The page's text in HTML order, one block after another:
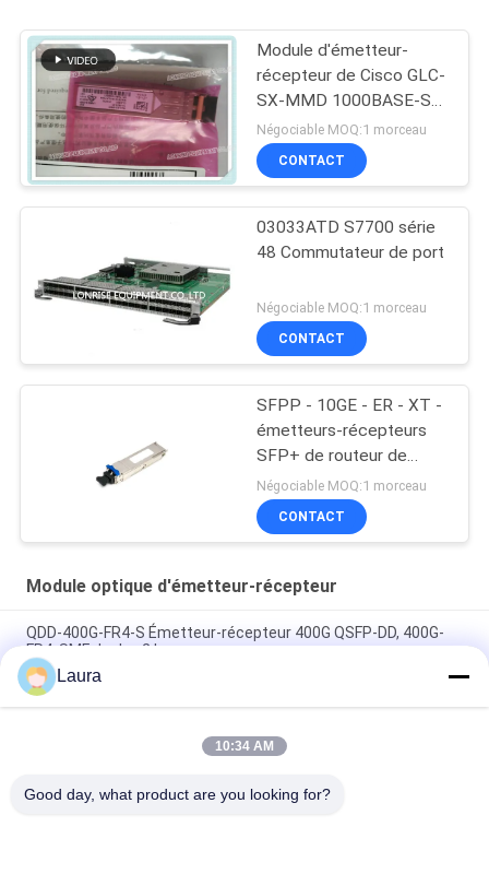
Module d'émetteur-
récepteur de Cisco GLC-
SX-MMD 1000BASE-SX
SFP
Négociable MOQ:1 morceau
CONTACT
03033ATD S7700 série
48 Commutateur de port
Négociable MOQ:1 morceau
CONTACT
SFPP - 10GE - ER - XT -
émetteurs-récepteurs
SFP+ de routeur de
genévrier
Négociable MOQ:1 morceau
CONTACT
Module optique d'émetteur-récepteur
QDD-400G-FR4-S Émetteur-récepteur 400G QSFP-DD, 400G-
FR4, SMF duplex 2 km
Transcepteur QDD-400G-DR4-S 400G QSFP-DD, 400G-DR4,
SMF duplex de 500m
Transcepteur QDD-400G-LR4-S 400G QSFP-DD, 400G-LR4, SMF
Laura
10:34 AM
Good day, what product are you looking for?